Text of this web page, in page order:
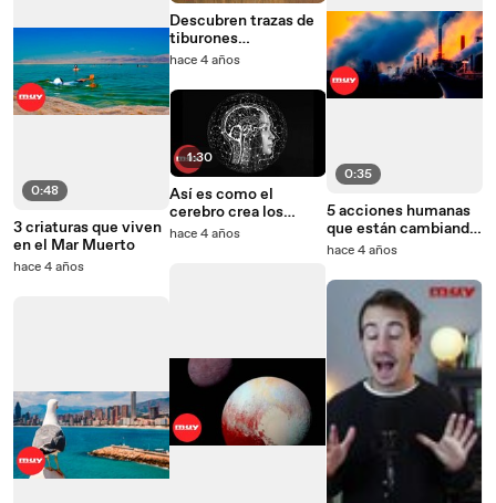
0:48
3 criaturas que viven
en el Mar Muerto
hace 4 años
Descubren trazas de
tiburones
amenazados en
mascotas
hace 4 años
1:30
Así es como el
cerebro crea los
recuerdos
hace 4 años
0:35
5 acciones humanas
que están cambiando
el mundo... para mal
hace 4 años